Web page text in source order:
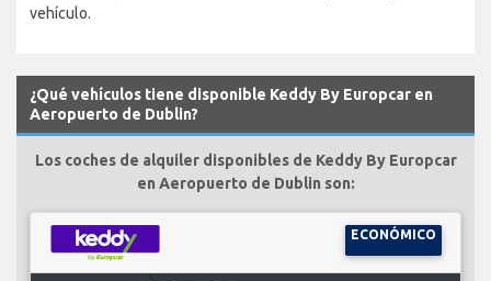
vehículo.
¿Qué vehículos tiene disponible Keddy By Europcar en
Aeropuerto de Dublin?
Los coches de alquiler disponibles de Keddy By Europcar
en Aeropuerto de Dublin son:
ECONÓMICO